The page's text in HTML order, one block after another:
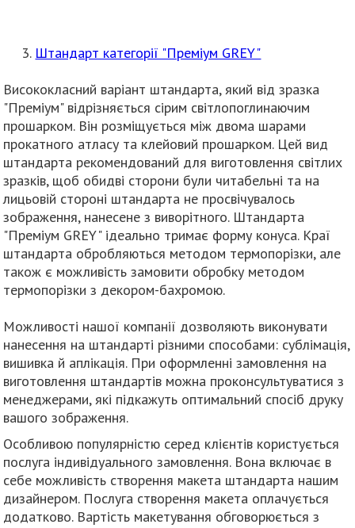
Штандарт категорії "Преміум GREY"
Висококласний варіант штандарта, який від зразка
"Преміум" відрізняється сірим світлопоглинаючим
прошарком. Він розміщується між двома шарами
прокатного атласу та клейовий прошарком. Цей вид
штандарта рекомендований для виготовлення світлих
зразків, щоб обидві сторони були читабельні та на
лицьовій стороні штандарта не просвічувалось
зображення, нанесене з виворітного. Штандарта
"Преміум GREY" ідеально тримає форму конуса. Краї
штандарта обробляються методом термопорізки, але
також є можливість замовити обробку методом
термопорізки з декором-бахромою.
Можливості нашої компанії дозволяють виконувати
нанесення на штандарті різними способами: сублімація,
вишивка й аплікація. При оформленні замовлення на
виготовлення штандартів можна проконсультуватися з
менеджерами, які підкажуть оптимальний спосіб друку
вашого зображення.
Особливою популярністю серед клієнтів користується
послуга індивідуального замовлення. Вона включає в
себе можливість створення макета штандарта нашим
дизайнером. Послуга створення макета оплачується
додатково. Вартість макетування обговорюється з